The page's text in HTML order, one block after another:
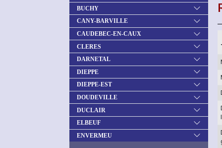
BUCHY
CANY-BARVILLE
CAUDEBEC-EN-CAUX
CLERES
DARNETAL
DIEPPE
DIEPPE-EST
DOUDEVILLE
DUCLAIR
ELBEUF
ENVERMEU